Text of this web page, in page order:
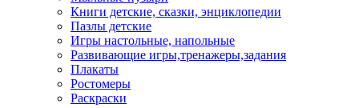
Книги детские, сказки, энциклопедии
Пазлы детские
Игры настольные, напольные
Развивающие игры,тренажеры,задания
Плакаты
Ростомеры
Раскраски